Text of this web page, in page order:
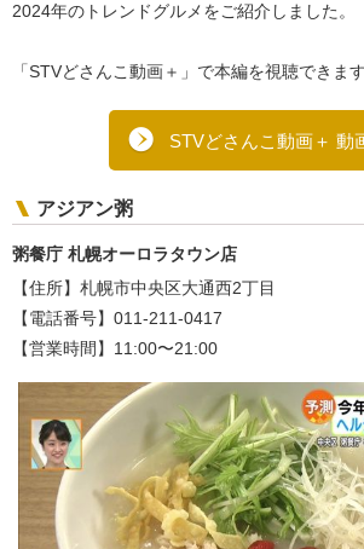
2024年のトレンドグルメをご紹介しました。
「STVどさんこ動画＋」で本編を視聴できます
STVどさんこ動画＋ 動
アジアン粥
粥餐庁 札幌オーロラタウン店
【住所】札幌市中央区大通西2丁目
【電話番号】011-211-0417
【営業時間】11:00〜21:00